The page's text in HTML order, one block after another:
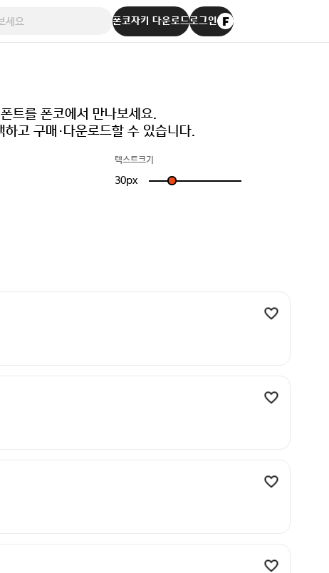
폰코자키 다운로드로그인
트를 폰코에서 만나보세요.
고 구매·다운로드할 수 있습니다.
텍스트크기
30px